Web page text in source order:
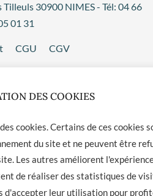
Tilleuls 30900 NIMES - Tél: 04 66
01 31
CGU CGV
DES COOKIES
cookies. Certains de ces cookies
du site et ne peuvent être
Les autres améliorent
de réaliser des statistiques de
d'accepter leur utilisation pour